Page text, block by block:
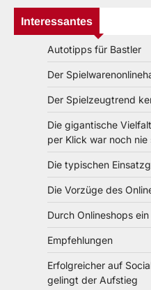
Interessantes
Autotipps für Bastler
Der
Der Spielzeugtrend
Die gigantische
per Klick war noch nie
Die typischen
Die Vorzüge des
Durch Onlineshops
Empfehlungen
Erfolgreicher auf
gelingt der Aufstieg